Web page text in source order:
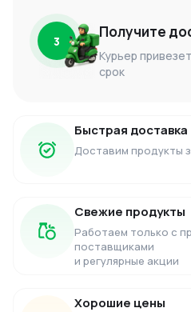
3 Получите
Курьер
срок
Быстрая доставка
Доставим продукты
Свежие продукты
Работаем только с
поставщиками
и регулярные акции
Хорошие цены